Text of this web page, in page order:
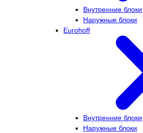
Внутренние блоки
Наружные блоки
Eurohoff
Внутренние блоки
Наружные блоки